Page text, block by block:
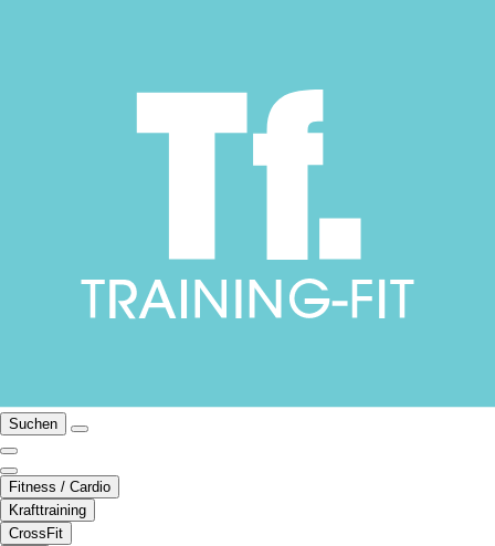
Suchen
Fitness / Cardio
Krafttraining
CrossFit